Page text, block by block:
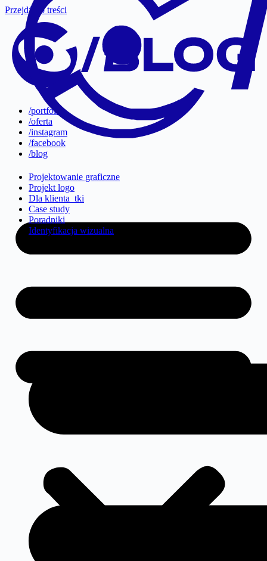
Przejdź do treści
/portfolio
/oferta
/instagram
/facebook
/blog
Projektowanie graficzne
Projekt logo
Dla klienta_tki
Case study
Poradniki
Identyfikacja wizualna